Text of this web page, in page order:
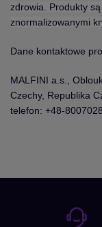
zdrowia. Produkty
znormalizowanymi
Dane kontaktowe
MALFINI a.s.,
Czechy, Republika
telefon: +48-